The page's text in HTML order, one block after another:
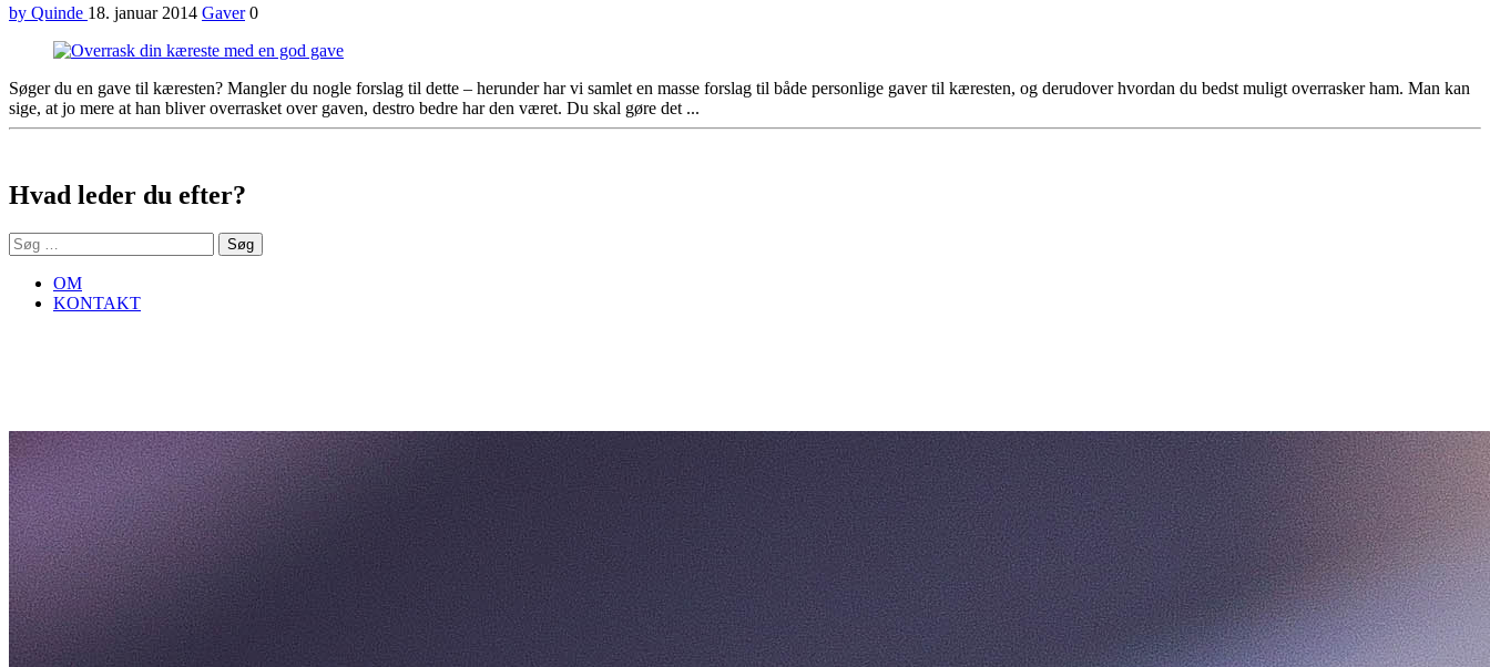
by Quinde 18. januar 2014 Gaver 0
Søger du en gave til kæresten? Mangler du nogle forslag til dette – herunder har vi samlet en masse forslag til både personlige gaver til kæresten, og derudover hvordan du bedst muligt overrasker ham. Man kan
sige, at jo mere at han bliver overrasket over gaven, destro bedre har den været. Du skal gøre det ...
Hvad leder du efter?
Søg
efter:
OM
KONTAKT